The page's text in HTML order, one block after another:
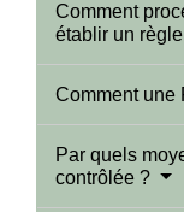
Comment
établir un
Comment une
Par quels
contrôlée ?